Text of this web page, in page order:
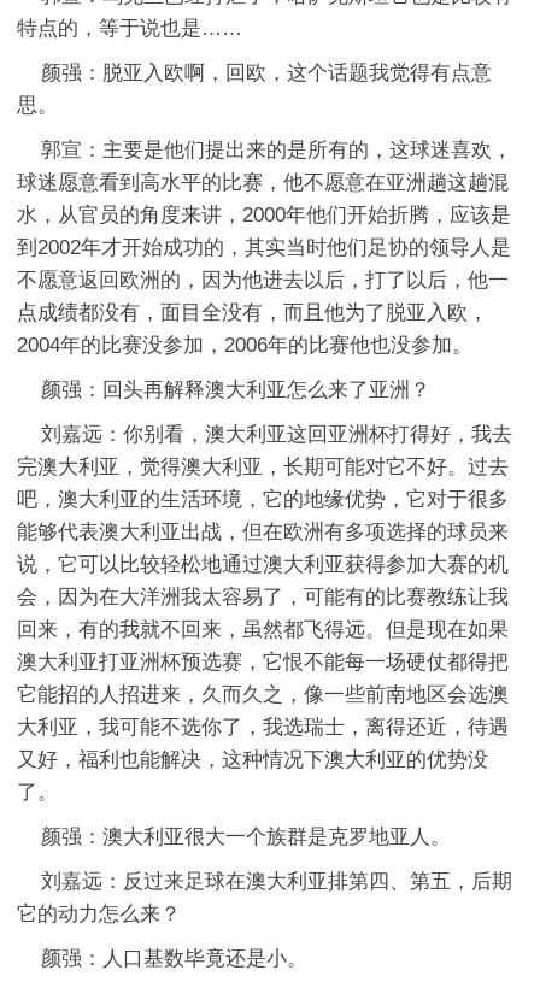
特点的，等于说也是……
颜强：脱亚入欧啊，回欧，这个话题我觉得有点意
思。
郭宣：主要是他们提出来的是所有的，这球迷喜欢，
球迷愿意看到高水平的比赛，他不愿意在亚洲趟这趟混
水，从官员的角度来讲，2000年他们开始折腾，应该是
到2002年才开始成功的，其实当时他们足协的领导人是
不愿意返回欧洲的，因为他进去以后，打了以后，他一
点成绩都没有，面目全没有，而且他为了脱亚入欧，
2004年的比赛没参加，2006年的比赛他也没参加。
颜强：回头再解释澳大利亚怎么来了亚洲？
刘嘉远：你别看，澳大利亚这回亚洲杯打得好，我去
完澳大利亚，觉得澳大利亚，长期可能对它不好。过去
吧，澳大利亚的生活环境，它的地缘优势，它对于很多
能够代表澳大利亚出战，但在欧洲有多项选择的球员来
说，它可以比较轻松地通过澳大利亚获得参加大赛的机
会，因为在大洋洲我太容易了，可能有的比赛教练让我
回来，有的我就不回来，虽然都飞得远。但是现在如果
澳大利亚打亚洲杯预选赛，它恨不能每一场硬仗都得把
它能招的人招进来，久而久之，像一些前南地区会选澳
大利亚，我可能不选你了，我选瑞士，离得还近，待遇
又好，福利也能解决，这种情况下澳大利亚的优势没
了。
颜强：澳大利亚很大一个族群是克罗地亚人。
刘嘉远：反过来足球在澳大利亚排第四、第五，后期
它的动力怎么来？
颜强：人口基数毕竟还是小。